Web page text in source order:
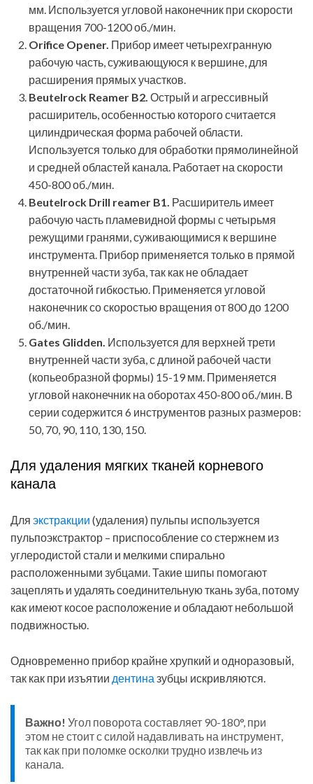
мм. Используется угловой наконечник при скорости
вращения 700-1200 об./мин.
Orifice Opener. Прибор имеет четырехгранную
рабочую часть, суживающуюся к вершине, для
расширения прямых участков.
Beutelrock Reamer B2. Острый и агрессивный
расширитель, особенностью которого считается
цилиндрическая форма рабочей области.
Используется только для обработки прямолинейной
и средней областей канала. Работает на скорости
450-800 об./мин.
Beutelrock Drill reamer B1. Расширитель имеет
рабочую часть пламевидной формы с четырьмя
режущими гранями, суживающимися к вершине
инструмента. Прибор применяется только в прямой
внутренней части зуба, так как не обладает
достаточной гибкостью. Применяется угловой
наконечник со скоростью вращения от 800 до 1200
об./мин.
Gates Glidden. Используется для верхней трети
внутренней части зуба, с длиной рабочей части
(копьеобразной формы) 15-19 мм. Применяется
угловой наконечник на оборотах 450-800 об./мин. В
серии содержится 6 инструментов разных размеров:
50, 70, 90, 110, 130, 150.
Для удаления мягких тканей корневого
канала
Для экстракции (удаления) пульпы используется
пульпоэкстрактор – приспособление со стержнем из
углеродистой стали и мелкими спирально
расположенными зубцами. Такие шипы помогают
зацеплять и удалять соединительную ткань зуба, потому
как имеют косое расположение и обладают небольшой
подвижностью.
Одновременно прибор крайне хрупкий и одноразовый,
так как при изъятии дентина зубцы искривляются.
Важно! Угол поворота составляет 90-180°, при
этом не стоит с силой надавливать на инструмент,
так как при поломке осколки трудно извлечь из
канала.